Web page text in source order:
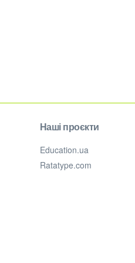
Наші проєкти
Education.ua
Ratatype.com